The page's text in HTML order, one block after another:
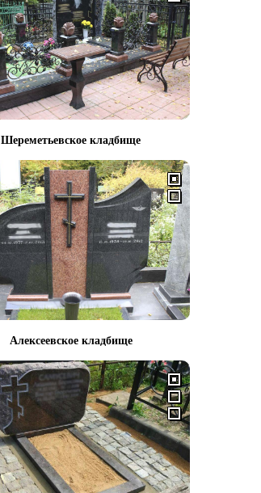
Шереметьевское кладбище
Алексеевское кладбище